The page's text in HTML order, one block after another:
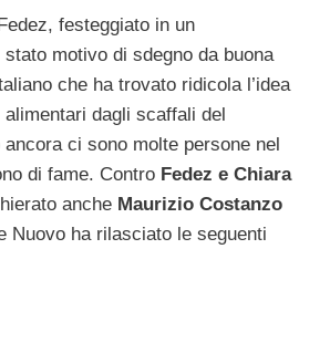
festeggiato in un
motivo di sdegno da buona
che ha trovato ridicola l’idea
dagli scaffali del
ancora ci sono molte persone nel
di fame. Contro Fedez e Chiara
anche Maurizio Costanzo
Nuovo ha rilasciato le seguenti